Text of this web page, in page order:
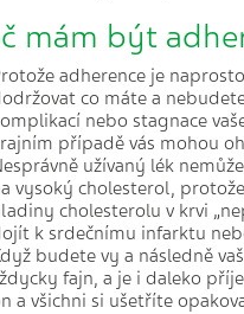
mám být
adherence je
co máte a
nebo stagnace
případě vás mohou
užívaný lék
vysoký cholesterol,
cholesterolu v krvi
k srdečnímu infarktu
budete vy a následně
fajn, a je i daleko
a všichni si ušetříte